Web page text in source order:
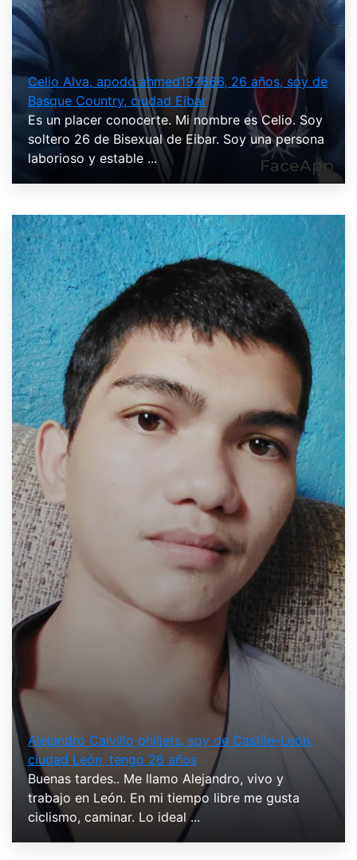
Celio Alva, apodo ahmed197666, 26 años, soy de
Basque Country, ciudad Eibar
Es un placer conocerte. Mi nombre es Celio. Soy
soltero 26 de Bisexual de Eibar. Soy una persona
laborioso y estable ...
Alejandro Calvillo philjets, soy de Castile–León,
ciudad León, tengo 26 años
Buenas tardes.. Me llamo Alejandro, vivo y
trabajo en León. En mi tiempo libre me gusta
ciclismo, caminar. Lo ideal ...